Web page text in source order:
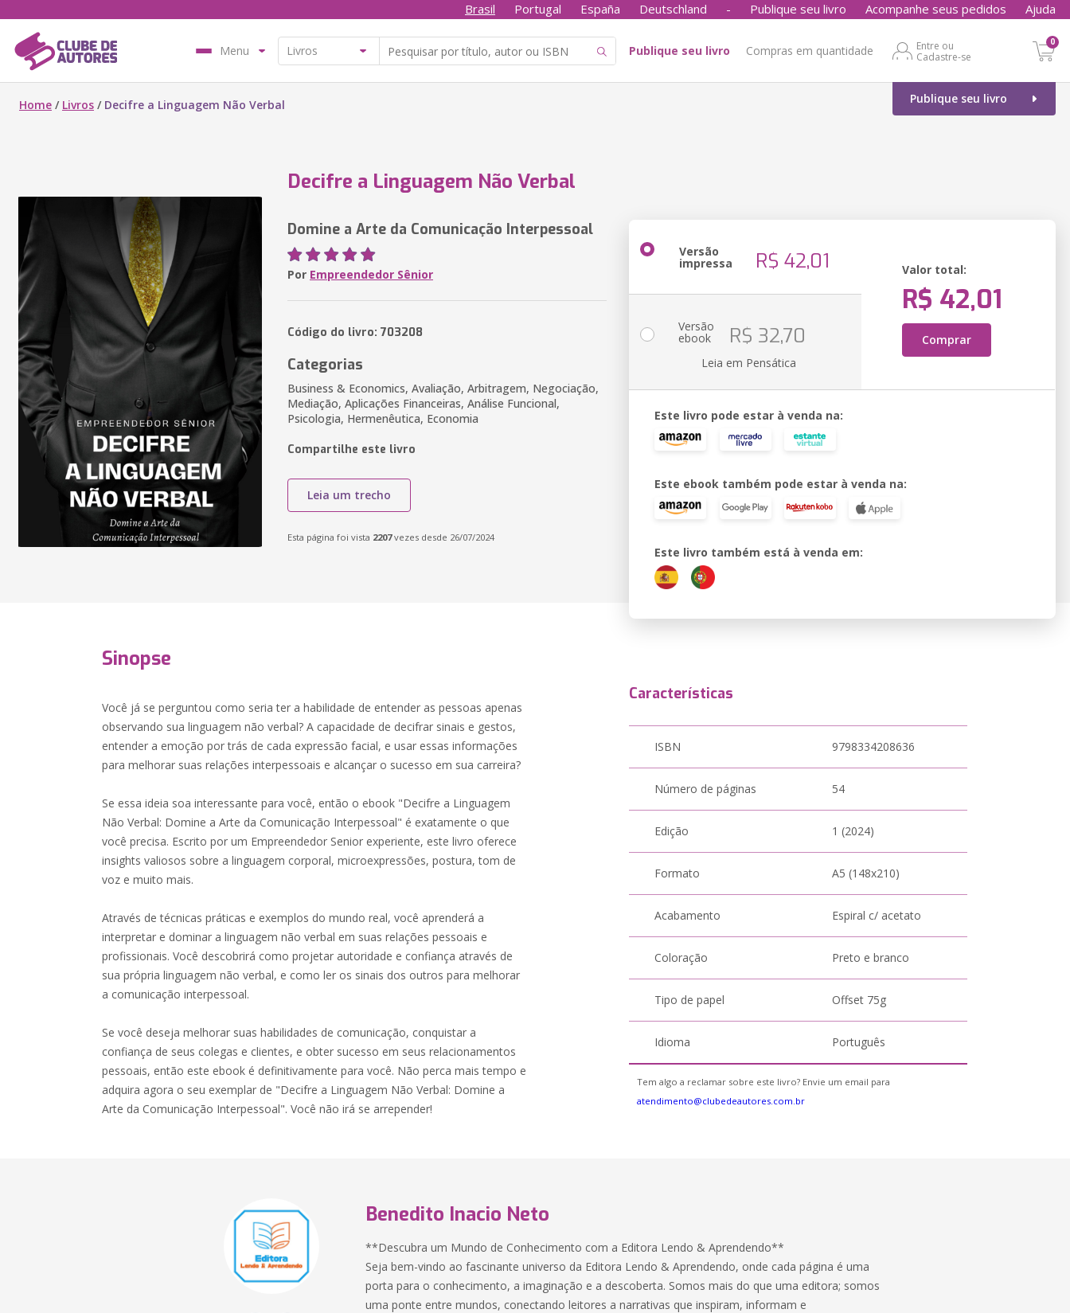
Brasil Portugal España Deutschland - Publique seu livro Acompanhe seus pedidos Ajuda
Menu Publique seu livro Compras em quantidade
Entre ou
Cadastre-se
0
Publique seu livro
Home / Livros / Decifre a Linguagem Não Verbal
Decifre a Linguagem Não Verbal
Domine a Arte da Comunicação Interpessoal
Por Empreendedor Sênior
Código do livro: 703208
Categorias
Business & Economics, Avaliação, Arbitragem, Negociação,
Mediação, Aplicações Financeiras, Análise Funcional,
Psicologia, Hermenêutica, Economia
Compartilhe este livro
Leia um trecho
Esta página foi vista 2207vezes desde 26/07/2024
Versão
impressa R$ 42,01 Valor total:
R$ 42,01
Comprar
Versão
ebook R$ 32,70
Leia em Pensática
Este livro pode estar à venda na:
Este ebook também pode estar à venda na:
Este livro também está à venda em:
Sinopse
Você já se perguntou como seria ter a habilidade de entender as pessoas apenas
observando sua linguagem não verbal? A capacidade de decifrar sinais e gestos,
entender a emoção por trás de cada expressão facial, e usar essas informações
para melhorar suas relações interpessoais e alcançar o sucesso em sua carreira?
Se essa ideia soa interessante para você, então o ebook "Decifre a Linguagem
Não Verbal: Domine a Arte da Comunicação Interpessoal" é exatamente o que
você precisa. Escrito por um Empreendedor Senior experiente, este livro oferece
insights valiosos sobre a linguagem corporal, microexpressões, postura, tom de
voz e muito mais.
Através de técnicas práticas e exemplos do mundo real, você aprenderá a
interpretar e dominar a linguagem não verbal em suas relações pessoais e
profissionais. Você descobrirá como projetar autoridade e confiança através de
sua própria linguagem não verbal, e como ler os sinais dos outros para melhorar
a comunicação interpessoal.
Se você deseja melhorar suas habilidades de comunicação, conquistar a
confiança de seus colegas e clientes, e obter sucesso em seus relacionamentos
pessoais, então este ebook é definitivamente para você. Não perca mais tempo e
adquira agora o seu exemplar de "Decifre a Linguagem Não Verbal: Domine a
Arte da Comunicação Interpessoal". Você não irá se arrepender!
Características
ISBN 9798334208636
Número de páginas 54
Edição 1 (2024)
Formato A5 (148x210)
Acabamento Espiral c/ acetato
Coloração Preto e branco
Tipo de papel Offset 75g
Idioma Português
Tem algo a reclamar sobre este livro? Envie um email para
atendimento@clubedeautores.com.br
Benedito Inacio Neto
**Descubra um Mundo de Conhecimento com a Editora Lendo & Aprendendo**
Seja bem-vindo ao fascinante universo da Editora Lendo & Aprendendo, onde cada página é uma
porta para o conhecimento, a imaginação e a descoberta. Somos mais do que uma editora; somos
uma ponte entre mundos, conectando leitores a narrativas que inspiram, informam e